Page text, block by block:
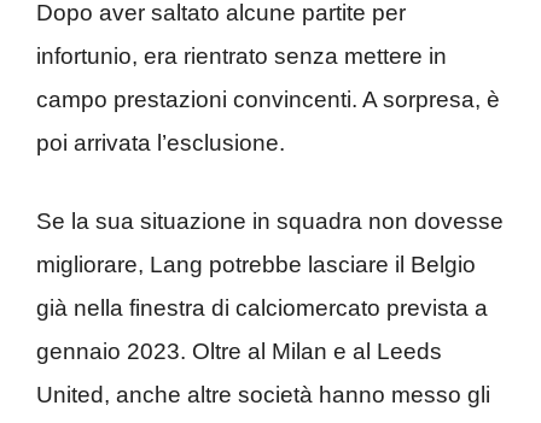
Dopo aver saltato alcune partite per
infortunio, era rientrato senza mettere in
campo prestazioni convincenti. A sorpresa, è
poi arrivata l’esclusione.
Se la sua situazione in squadra non dovesse
migliorare, Lang potrebbe lasciare il Belgio
già nella finestra di calciomercato prevista a
gennaio 2023. Oltre al Milan e al Leeds
United, anche altre società hanno messo gli